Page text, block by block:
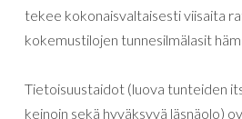
tekee kokonaisvaltaisestiviisaita
kokemustilojen tunnesilmälasit
Tietoisuustaidot (luova tunteiden
keinoin sekä hyväksyvä läsnäolo)